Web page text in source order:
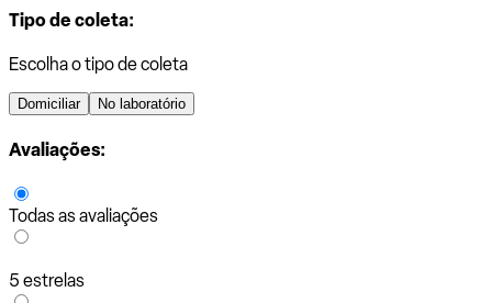
Tipo de coleta:
Escolha o tipo de coleta
Domiciliar No laboratório
Avaliações:
Todas as avaliações
5 estrelas